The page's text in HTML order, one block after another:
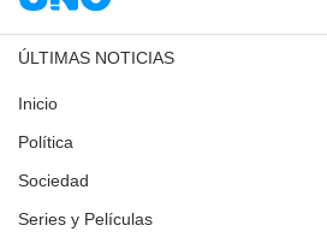
ÚLTIMAS NOTICIAS
Inicio
Política
Sociedad
Series y Películas